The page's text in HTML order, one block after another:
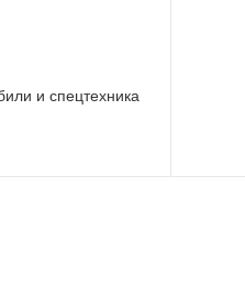
и спецтехника